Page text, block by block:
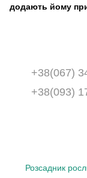
додають йому
+38(067)
+38(093)
Розсадник